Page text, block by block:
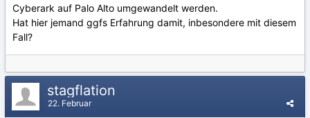
Cyberark auf Palo Alto umgewandelt werden.
Hat hier jemand ggfs Erfahrung damit, inbesondere mit diesem
Fall?
stagflation
22. Februar